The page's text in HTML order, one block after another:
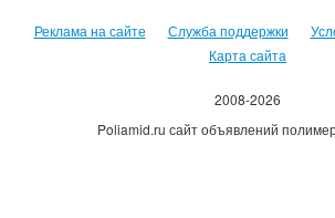
Реклама на сайте Служба поддержки
Карта сайта
2008-2026
Poliamid.ru сайт объявлений